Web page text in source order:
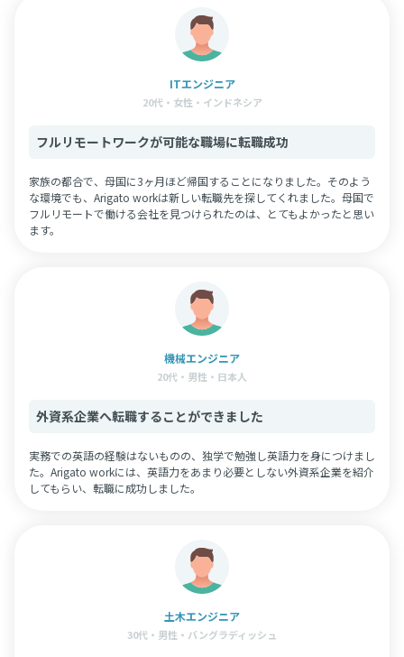
ITエンジニア
20代・女性・インドネシア
フルリモートワークが可能な職場に転職成功
家族の都合で、母国に3ヶ月ほど帰国することになりました。そのよう
な環境でも、Arigato workは新しい転職先を探してくれました。母国で
フルリモートで働ける会社を見つけられたのは、とてもよかったと思い
ます。
機械エンジニア
20代・男性・日本人
外資系企業へ転職することができました
実務での英語の経験はないものの、独学で勉強し英語力を身につけまし
た。Arigato workには、英語力をあまり必要としない外資系企業を紹介
してもらい、転職に成功しました。
土木エンジニア
30代・男性・バングラディッシュ